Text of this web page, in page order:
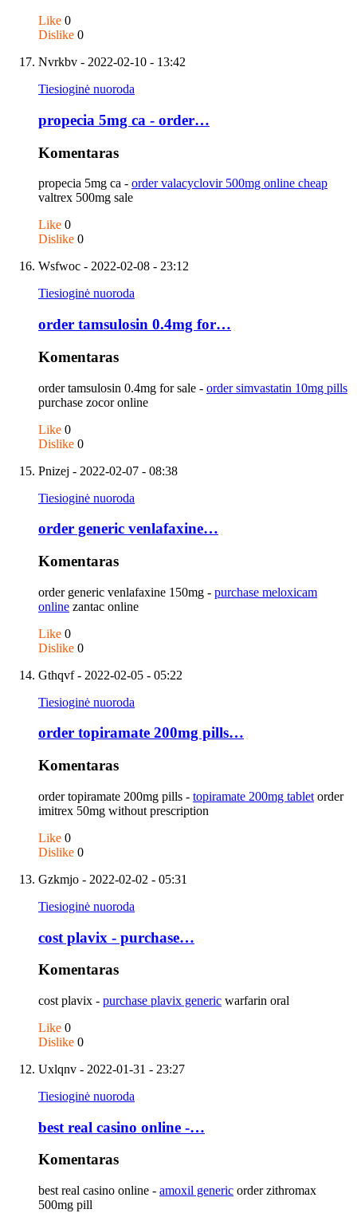
Like 0
Dislike 0
Nvrkbv - 2022-02-10 - 13:42
Tiesioginė nuoroda
propecia 5mg ca - order…
Komentaras
propecia 5mg ca - order valacyclovir 500mg online cheap
valtrex 500mg sale
Like 0
Dislike 0
Wsfwoc - 2022-02-08 - 23:12
Tiesioginė nuoroda
order tamsulosin 0.4mg for…
Komentaras
order tamsulosin 0.4mg for sale - order simvastatin 10mg pills
purchase zocor online
Like 0
Dislike 0
Pnizej - 2022-02-07 - 08:38
Tiesioginė nuoroda
order generic venlafaxine…
Komentaras
order generic venlafaxine 150mg - purchase meloxicam
online zantac online
Like 0
Dislike 0
Gthqvf- 2022-02-05 - 05:22
Tiesioginė nuoroda
order topiramate 200mg pills…
Komentaras
order topiramate 200mg pills - topiramate 200mg tablet order
imitrex 50mg without prescription
Like 0
Dislike 0
Gzkmjo - 2022-02-02 - 05:31
Tiesioginė nuoroda
cost plavix - purchase…
Komentaras
cost plavix - purchase plavix generic warfarin oral
Like 0
Dislike 0
Uxlqnv - 2022-01-31 - 23:27
Tiesioginė nuoroda
best real casino online -…
Komentaras
best real casino online - amoxil generic order zithromax
500mg pill